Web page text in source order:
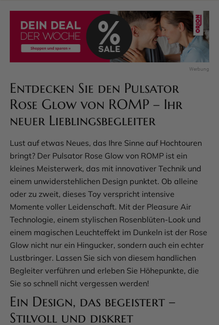
Entdecken Sie den Pulsator
Rose Glow von ROMP – Ihr
neuer Lieblingsbegleiter
Lust auf etwas Neues, das Ihre Sinne auf Hochtouren
bringt? Der Pulsator Rose Glow von ROMP ist ein
kleines Meisterwerk, das mit innovativer Technik und
einem unwiderstehlichen Design punktet. Ob alleine
oder zu zweit, dieses Toy verspricht intensive
Momente voller Leidenschaft. Mit der Pleasure Air
Technologie, einem stylischen Rosenblüten-Look und
einem magischen Leuchteffekt im Dunkeln ist der Rose
Glow nicht nur ein Hingucker, sondern auch ein echter
Lustbringer. Lassen Sie sich von diesem handlichen
Begleiter verführen und erleben Sie Höhepunkte, die
Sie so schnell nicht vergessen werden!
Ein Design, das begeistert –
Stilvoll und diskret